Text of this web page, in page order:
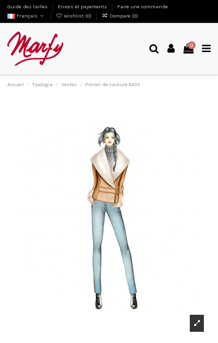
Guide des tailles Envois et payements
Faire une commande
Français
Wishlist (0) Compare (0)
0
Accueil Tipologia Vestes Patron de couture 8433